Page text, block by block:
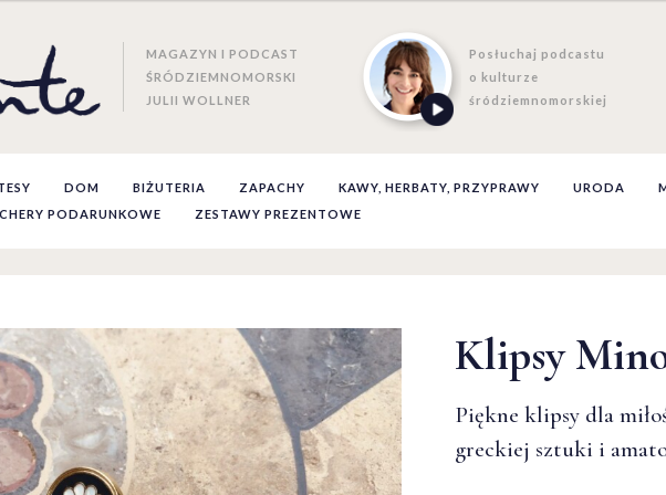
MAGAZYN I PODCAST
ŚRÓDZIEMNOMORSKI
JULII WOLLNER
Posłuchaj podcastu
o kulturze
śródziemnomorskiej
DOM BIŻUTERIA ZAPACHY KAWY, HERBATY, PRZYPRAWY URODA
PODARUNKOWE ZESTAWY PREZENTOWE
Klipsy
Piękne klipsy dla
greckiej sztuki i
Klipsy
Piękne klipsy dla
greckiej sztuki i
Klipsy
Piękne klipsy dla
greckiej sztuki i